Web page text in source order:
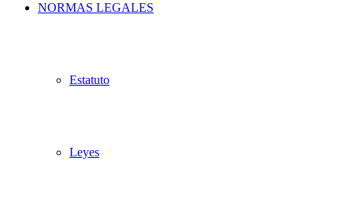
NORMAS LEGALES
Estatuto
Leyes